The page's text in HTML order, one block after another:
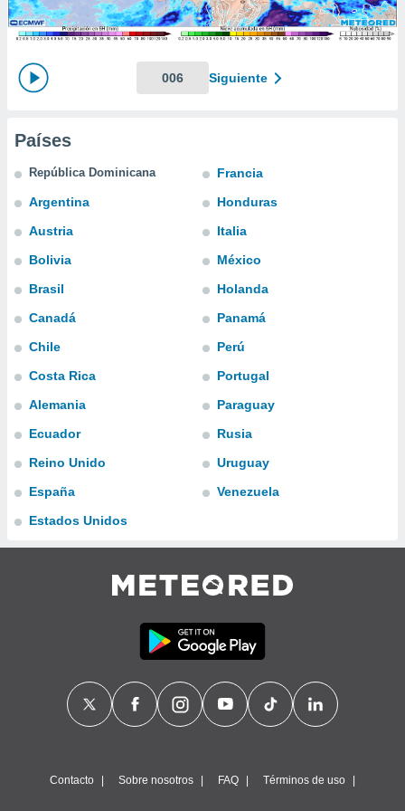
seguir
coste.
botón
a la
todas
ya sean
y análisis
en
perfil
y
nuestra
y
cookies
CONFIGURACIÓN
006 Siguiente
Países
República Dominicana
Argentina
Austria
Bolivia
Brasil
Canadá
Chile
Costa Rica
Alemania
Ecuador
Reino Unido
España
Estados Unidos
Francia
Honduras
Italia
México
Holanda
Panamá
Perú
Portugal
Paraguay
Rusia
Uruguay
Venezuela
Contacto Sobre nosotros FAQ Términos de uso